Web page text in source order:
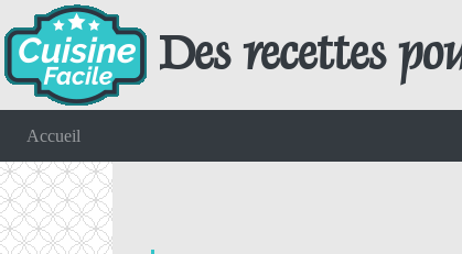
Des recettes
Accueil